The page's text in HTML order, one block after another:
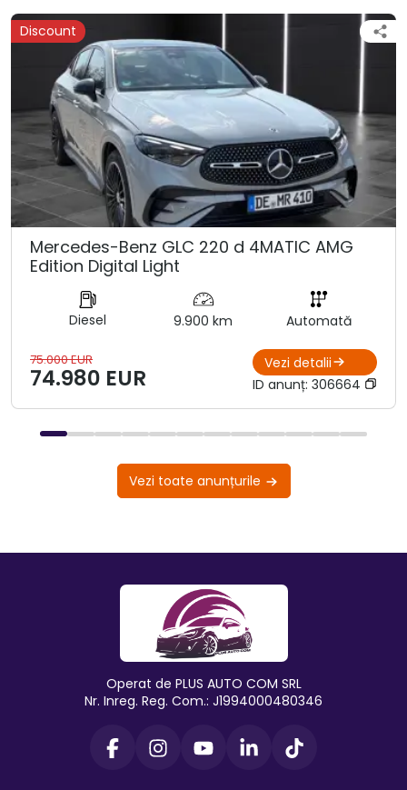
Discount
Mercedes-Benz GLC 220 d 4MATIC AMG
Edition Digital Light
Diesel 9.900 km Automată
75.000 EUR
74.980 EUR
Vezi detalii
ID anunț: 306664
Vezi toate anunțurile
Operat de PLUS AUTO COM SRL
Nr. Inreg. Reg. Com.: J1994000480346